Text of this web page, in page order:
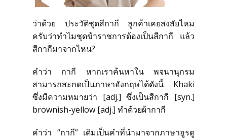
วิธีการสั่งซื้อสินค้า
สั่งซื้อชุดสูทสำเร็จรูป
สั่งตัดชุดสูทออนไลน์
บริการให้เช่าชุดสูท
บริการแก้ไขชุดสูท
ว่าด้วย ประวัติชุดสีกากี ลูกค้าเคยสงสัยไหม
ครับว่าทำไมชุดข้าราชการต้องเป็นสีกากี แล้ว
สีกากีมาจากไหน?
คำว่า กากี หากเราค้นหาใน พจนานุกรม
สามารถสะกดเป็นภาษาอังกฤษได้ดังนี้ Khaki
ซึ่งมีความหมายว่า [adj.] ซึ่งเป็นสีกากี [syn.]
brownish-yellow [adj.] ทำด้วยผ้ากากี
คำว่า “กากี” เดิมเป็นคำที่นำมาจากภาษาอูรดู